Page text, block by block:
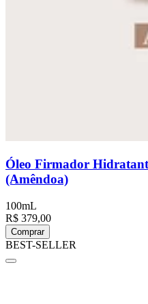
Óleo Firmador
(Amêndoa)
100mL
R$ 379,00
Comprar
BEST-SELLER